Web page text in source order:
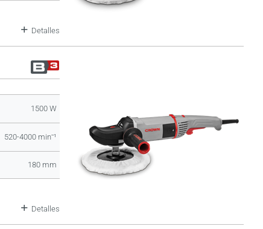
Detalles
1500 W
520-4000 minˉ¹
180 mm
Detalles